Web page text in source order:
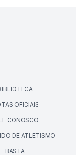
OFICIAIS
CONOSCO
DE ATLETISMO
BASTA!